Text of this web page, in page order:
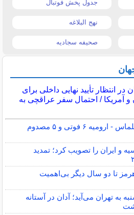
جدول پخش فوتبال
نهج البلاغه
صحیفه سجادیه
انتظار تأیید نهایی داخلی برای
و آمریکا / احتمال سفر عراقچی به
تصادف زنجیره‌ای در جاده سلماس - ارومیه ۶ فوتی و ۵ مصدوم
و ایران را تصویب کرد؛ تمدید
هرمز تا دو سال دیگر بی‌اهمیت
به تهران می‌آید؛ آدان در آستانه